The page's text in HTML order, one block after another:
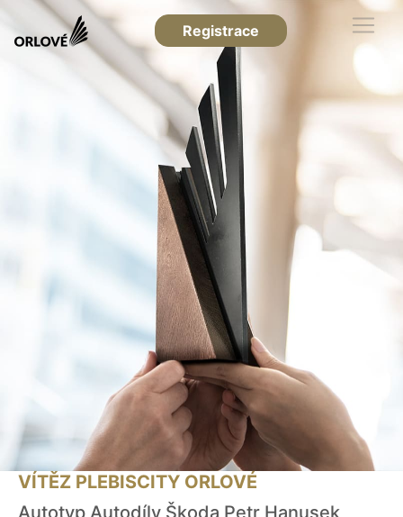
Registrace
VÍTĚZ PLEBISCITY ORLOVÉ
Autotyp Autodíly Škoda Petr Hanusek